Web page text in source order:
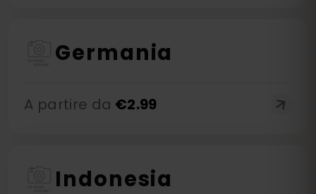
Germania
A partire da €2.99
Indonesia